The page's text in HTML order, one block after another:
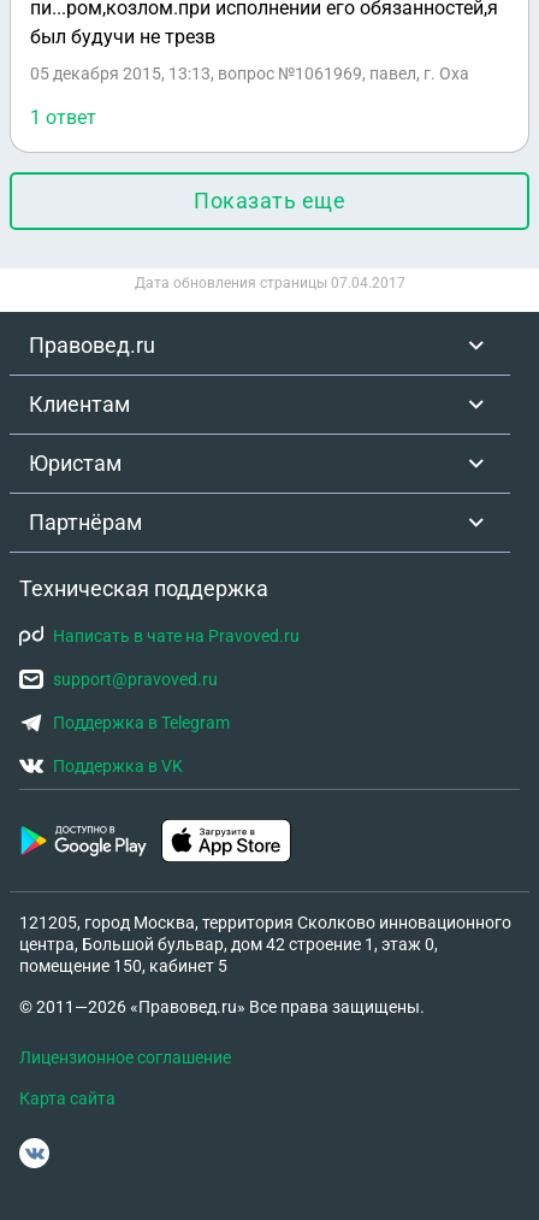
пи...ром,козлом.при исполнении его обязанностей,я
был будучи не трезв
05 декабря 2015, 13:13, вопрос №1061969, павел, г. Оха
1 ответ
Показать еще
Дата обновления страницы 07.04.2017
Правовед.ru
Клиентам
Юристам
Партнёрам
Техническая поддержка
Написать в чате на Pravoved.ru
support@pravoved.ru
Поддержка в Telegram
Поддержка в VK
121205, город Москва, территория Сколково инновационного
центра, Большой бульвар, дом 42 строение 1, этаж 0,
помещение 150, кабинет 5
© 2011—2026 «Правовед.ru» Все права защищены.
Лицензионное соглашение
Карта сайта